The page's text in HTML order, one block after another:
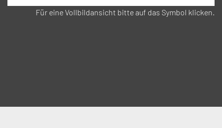
Für eine Vollbildansicht bitte auf das Symbol klicken.